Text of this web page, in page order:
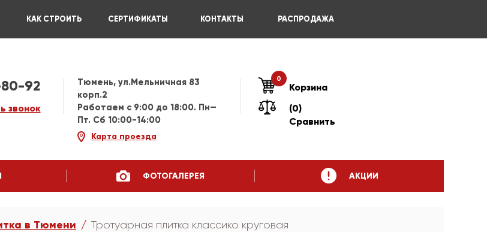
КАК СТРОИТЬ СЕРТИФИКАТЫ КОНТАКТЫ РАСПРОДАЖА
92
звонок
Тюмень, ул.Мельничная 83
корп.2
Работаем c 9:00 до 18:00. Пн—
Пт. Сб 10:00-14:00
Карта проезда
0
Корзина
(0)
Сравнить
ФОТОГАЛЕРЕЯ АКЦИИ
в Тюмени Тротуарная плитка классико круговая